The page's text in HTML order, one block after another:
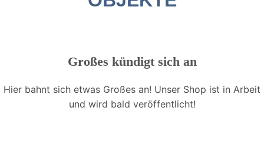
Großes kündigt sich an
Hier bahnt sich etwas Großes an! Unser Shop ist in Arbeit
und wird bald veröffentlicht!